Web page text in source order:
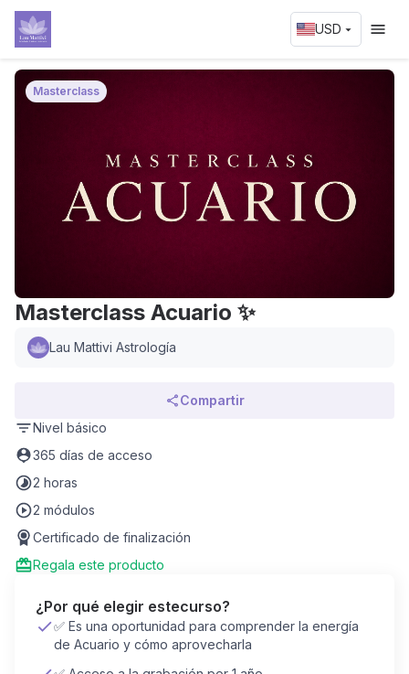
USD
¿Por qué elegir estecurso?
✅ Es una oportunidad para comprender la energía
de Acuario y cómo aprovecharla
Masterclass
Masterclass Acuario ✨
Lau Mattivi Astrología
Compartir
Nivel básico
365 días de acceso
2 horas
2 módulos
Certificado de finalización
Regala este producto